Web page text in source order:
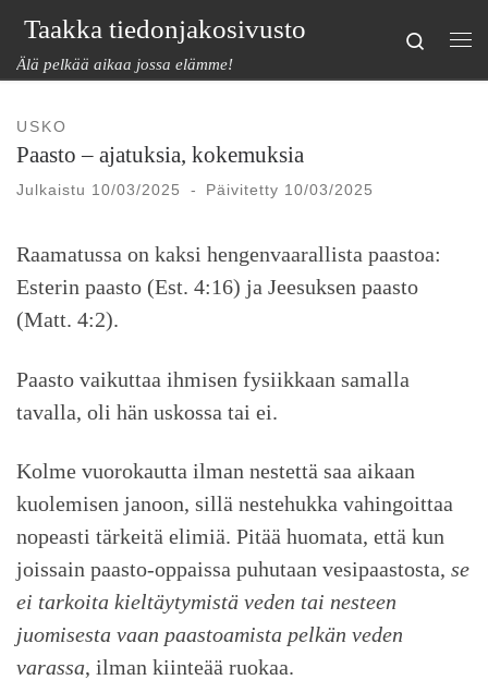
Skip to content
Taakka tiedonjakosivusto
Älä pelkää aikaa jossa elämme!
Search
USKO
Paasto – ajatuksia, kokemuksia
Julkaistu 10/03/2025 - Päivitetty 10/03/2025
Raamatussa on kaksi hengenvaarallista paastoa:
Esterin paasto (Est. 4:16) ja Jeesuksen paasto
(Matt. 4:2).
Paasto vaikuttaa ihmisen fysiikkaan samalla
tavalla, oli hän uskossa tai ei.
Kolme vuorokautta ilman nestettä saa aikaan
kuolemisen janoon, sillä nestehukka vahingoittaa
nopeasti tärkeitä elimiä. Pitää huomata, että kun
joissain paasto-oppaissa puhutaan vesipaastosta, se
ei tarkoita kieltäytymistä veden tai nesteen
juomisesta vaan paastoamista pelkän veden
varassa, ilman kiinteää ruokaa.